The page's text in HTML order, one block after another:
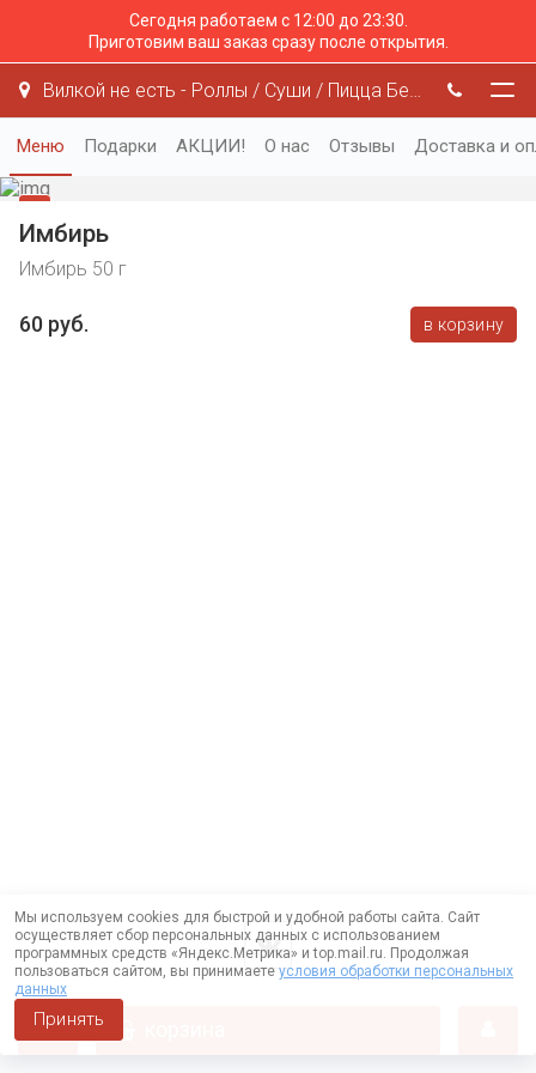
Сегодня работаем с 12:00 до 23:30.
Приготовим ваш заказ сразу после открытия.
Вилкой не есть - Роллы / Суши / Пицца Белгород
Меню Подарки АКЦИИ! О нас Отзывы Доставка и
Имбирь
Имбирь 50 г
60 руб. в корзину
Мы используем cookies для быстрой и удобной работы сайта. Сайт
осуществляет сбор персональных данных с использованием
программных средств «Яндекс.Метрика» и top.mail.ru. Продолжая
пользоваться сайтом, вы принимаете условия обработки персональных
данных
Принять